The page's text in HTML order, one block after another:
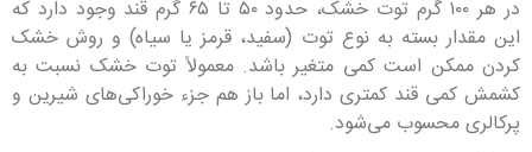
در هر ۱۰۰ گرم توت خشک، حدود ۵۰ تا ۶۵ گرم قند وجود دارد که
این مقدار بسته به نوع توت (سفید، قرمز یا سیاه) و روش خشک
کردن ممکن است کمی متغیر باشد. معمولاً توت خشک نسبت به
کشمش کمی قند کمتری دارد، اما باز هم جزء خوراکی‌های شیرین و
پرکالری محسوب می‌شود.